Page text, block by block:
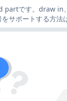
partです。draw
サポートする方法